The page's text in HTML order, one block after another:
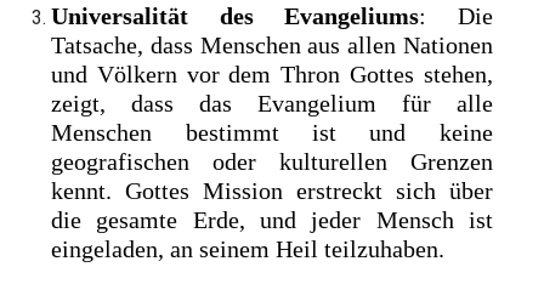
Universalität des Evangeliums: Die
Tatsache, dass Menschen aus allen Nationen
und Völkern vor dem Thron Gottes stehen,
zeigt, dass das Evangelium für alle
Menschen bestimmt ist und keine
geografischen oder kulturellen Grenzen
kennt. Gottes Mission erstreckt sich über
die gesamte Erde, und jeder Mensch ist
eingeladen, an seinem Heil teilzuhaben.